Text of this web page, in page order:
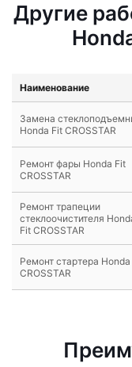
Другие
Наименование
Замена
Honda Fit CROSSTAR
Ремонт фары Honda Fit
CROSSTAR
Ремонт трапеции
стеклоочистителя
Fit CROSSTAR
Ремонт стартера
CROSSTAR